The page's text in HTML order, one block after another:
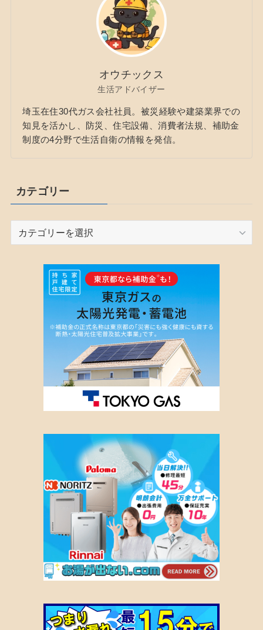
オウチックス
生活アドバイザー
埼玉在住30代ガス会社社員。被災経験や建築業界での
知見を活かし、防災、住宅設備、消費者法規、補助金
制度の4分野で生活自衛の情報を発信。
カテゴリー